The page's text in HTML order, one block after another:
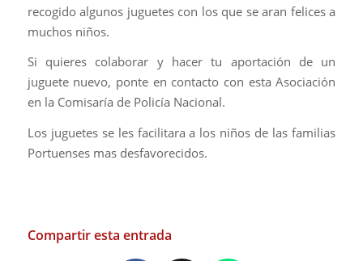
recogido algunos juguetes con los que se aran felices a
muchos niños.
Si quieres colaborar y hacer tu aportación de un
juguete nuevo, ponte en contacto con esta Asociación
en la Comisaría de Policía Nacional.
Los juguetes se les facilitara a los niños de las familias
Portuenses mas desfavorecidos.
Compartir esta entrada